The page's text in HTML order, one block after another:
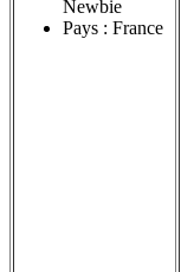
Newbie
Pays : France